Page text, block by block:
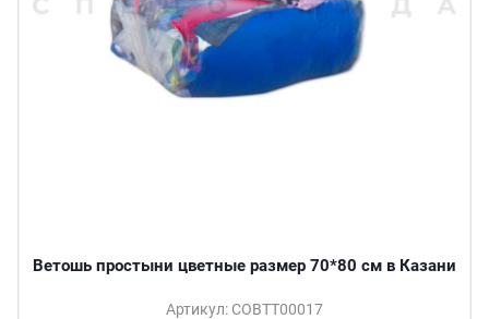
Ветошь простыни цветные размер 70*80 см в Казани
Артикул: СОВТТ00017